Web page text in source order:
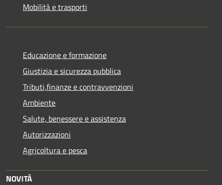
Mobilità e trasporti
Educazione e formazione
Giustizia e sicurezza pubblica
Tributi,finanze e contravvenzioni
Ambiente
Salute, benessere e assistenza
Autorizzazioni
Agricoltura e pesca
NOVITÀ